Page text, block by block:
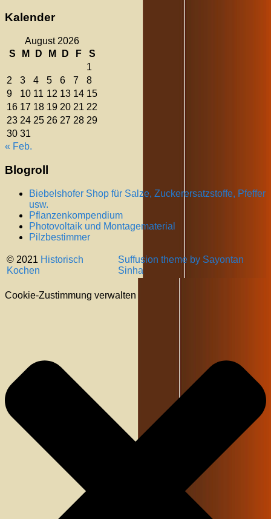
Kalender
August 2026
S
M D M D F
S
1
2
3 4 5 6 7
8
9
10 11 12 13 14 15
16 17 18 19 20 21 22
23 24 25 26 27 28 29
30 31
« Feb.
Blogroll
Biebelshofer Shop für Salze, Zuckerersatzstoffe, Pfeffer
usw.
Pflanzenkompendium
Photovoltaik und Montagematerial
Pilzbestimmer
© 2021 Historisch
Kochen
Suffusion theme by Sayontan
Sinha
Cookie-Zustimmung verwalten